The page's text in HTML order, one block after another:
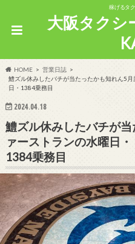
稼げるタ
大阪タクシ
HOME
営業日誌
鱧ズル休みしたバチが当たったかも知れん5
日・1384乗務目
2024.04.18
鱧ズル休みしたバチが
ァーストランの水曜日
1384乗務目